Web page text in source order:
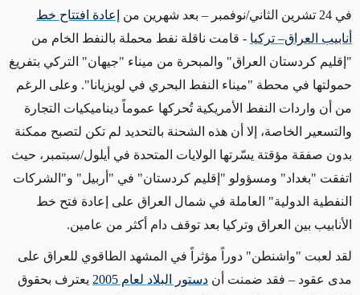
في 24 تشرين الثاني/نوفمبر – بعد شهرين من
إعادة افتتاح خط
أنابيب العراق– تركيا - قامت ناقلة نفط محملة بالنفط الخام من
"إقليم كردستان العراق" والمبحرة من ميناء "جيهان" التركي بتفريغ
حمولتها في محطة "ميناء النفط البحري في لويزيانا". وعلى الرغم
من أن واردات النفط الأمريكية تُحركها عموماً ديناميكيات التجارة
والتسعير الخاصة، إلا أن هذه الشحنة بالتحديد لم تكن لتصبح ممكنة
بدون صفقة مؤقتة يسّرتها الولايات المتحدة في أيلول/سبتمبر، حيث
اتفقت "بغداد" ومسؤولو "إقليم كردستان" في "أربيل" و"الشركات
النفطية الدولية" العاملة في شمال العراق على إعادة فتح خط
الأنابيب بين العراق وتركيا بعد توقف دام أكثر من عامين.
لقد لعبت "واشنطن" دوراً مؤثراً في المشهد الطاقوي للعراق على
مدى عقود – فقد ضمنت أن دستور البلاد لعام 2005
يعترف بحقوق